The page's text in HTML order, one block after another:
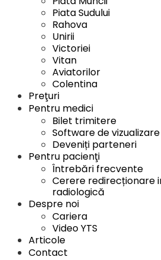
Piata Sudului
Rahova
Unirii
Victoriei
Vitan
Aviatorilor
Colentina
Preţuri
Pentru medici
Bilet trimitere
Software de vizualizare
Deveniți parteneri
Pentru pacienţi
Întrebări frecvente
Cerere redirecționare
radiologică
Despre noi
Cariera
Video YTS
Articole
Contact